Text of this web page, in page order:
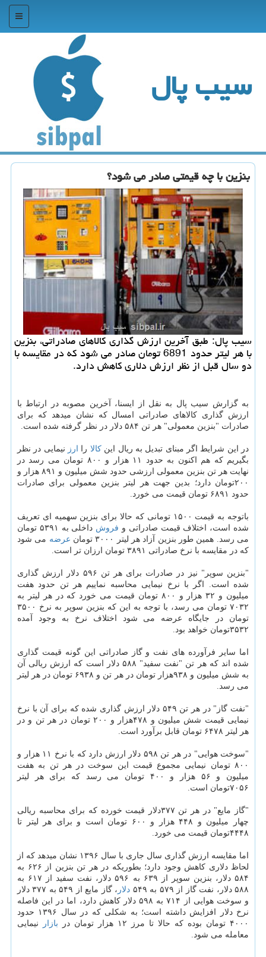
منو
سیب پال
بنزین با چه قیمتی صادر می شود؟
سیب پال: طبق آخرین ارزش گذاری كالاهای صادراتی، بنزین
با هر لیتر حدود 6891 تومان صادر می شود كه در مقایسه با
دو سال قبل از نظر ارزش دلاری كاهش دارد.
به گزارش سیب پال به نقل از ایسنا، آخرین مصوبه در ارتباط با
ارزش گذاری كالاهای صادراتی امسال كه نشان میدهد كه برای
صادرات "بنزین معمولی" هر تن ۵۸۴ دلار در نظر گرفته شده است.
در این شرایط اگر مبنای تبدیل به ریال اینكالا را ارز نیمایی در نظر
بگیریم كه هم اكنون به حدود ۱۱ هزار و ۸۰۰ تومان می رسد در
نهایت هر تن بنزین معمولی ارزشی حدود شش میلیون و ۸۹۱ هزار و
۲۰۰تومان دارد؛ بدین جهت هر لیتر بنزین معمولی برای صادرات
حدود ۶۸۹۱ تومان قیمت می خورد.
باتوجه به قیمت ۱۵۰۰ تومانی كه حالا برای بنزین سهمیه ای تعریف
شده است، اختلاف قیمت صادراتی و فروش
داخلی به ۵۳۹۱ تومان
می رسد. همین طور بنزین آزاد هر لیتر ۳۰۰۰ تومان
عرضه می شود
كه در مقایسه با نرخ صادراتی ۳۸۹۱ تومان ارزان تر است.
"بنزین سوپر" نیز در صادرات برای هر تن ۵۹۶ دلار ارزش گذاری
شده است. اگر با نرخ نیمایی محاسبه نماییم هر تن حدود هفت
میلیون و ۳۲ هزار و ۸۰۰ تومان قیمت می خورد كه در هر لیتر به
۷۰۳۲ تومان می رسد، با توجه به این كه بنزین سوپر به نرخ ۳۵۰۰
تومان در جایگاه عرضه می شود اختلاف نرخ به وجود آمده
۳۵۳۲تومان خواهد بود.
اما سایر فرآورده های نفت و گاز صادراتی این گونه قیمت گذاری
شده اند كه هر تن "نفت سفید" ۵۸۸ دلار است كه ارزش ریالی آن
به شش میلیون و ۹۳۸هزار تومان در هر تن و ۶۹۳۸ تومان در هر لیتر
می رسد.
"نفت گاز" در هر تن ۵۴۹ دلار ارزش گذاری شده كه برای آن با نرخ
نیمایی قیمت شش میلیون و ۴۷۸هزار و ۲۰۰ تومان در هر تن و در
هر لیتر ۶۴۷۸ تومان قابل برآورد است.
"سوخت هوایی" در هر تن ۵۹۸ دلار ارزش دارد كه با نرخ ۱۱ هزار و
۸۰۰ تومان نیمایی مجموع قیمت این سوخت در هر تن به هفت
میلیون و ۵۶ هزار و ۴۰۰ تومان می رسد كه برای هر لیتر
۷۰۵۶تومان است.
"گاز مایع" در هر تن ۳۷۷دلار قیمت خورده كه برای محاسبه ریالی
چهار میلیون و ۴۴۸ هزار و ۶۰۰ تومان است و برای هر لیتر تا
۴۴۴۸تومان قیمت می خورد.
اما مقایسه ارزش گذاری سال جاری با سال ۱۳۹۶ نشان میدهد كه از
لحاظ دلاری كاهش وجود دارد؛ بطوریكه در هر تن بنزین از ۶۲۶ به
۵۸۴ دلار، بنزین سوپر از ۶۳۹ به ۵۹۶ دلار، نفت سفید از ۶۱۷ به
۵۸۸ دلار، نفت گاز از ۵۷۹ به ۵۴۹
دلار
، گاز مایع از ۵۴۹ به ۳۷۷ دلار
و سوخت هوایی از ۷۱۴ به ۵۹۸ دلار كاهش دارد، اما در این فاصله
نرخ دلار افزایش داشته است؛ به شكلی كه در سال ۱۳۹۶ حدود
۴۰۰۰ تومان بوده كه حالا تا مرز ۱۲ هزار تومان در
بازار
نیمایی
معامله می شود.